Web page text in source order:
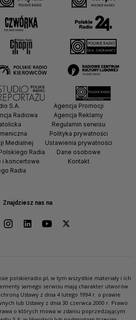
Znajdziesz nas na
S.A.
Radiowa
Medialnej
Radia
i koncertowe
Radia
Agencja Promocji
Agencja Reklamy
Regulamin serwisu
Polityka prywatności
Ustawienia prywatności
Dane osobowe
Kontakt
polskieradio.pl, w tym wszystkie materiały i ich
samego serwisu mają charakter utworów
Ustawy z dnia 4 lutego 1994 r. o prawie
lub Ustawy z dnia 30 czerwca 2000 r. Prawo
o których mowa w zdaniu poprzedzającym